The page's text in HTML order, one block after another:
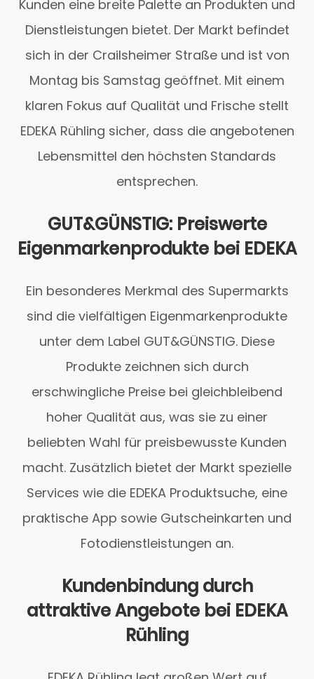
Kunden eine breite Palette an Produkten und
Dienstleistungen bietet. Der Markt befindet
sich in der Crailsheimer Straße und ist von
Montag bis Samstag geöffnet. Mit einem
klaren Fokus auf Qualität und Frische stellt
EDEKA Rühling sicher, dass die angebotenen
Lebensmittel den höchsten Standards
entsprechen.
GUT&GÜNSTIG: Preiswerte
Eigenmarkenprodukte bei EDEKA
Ein besonderes Merkmal des Supermarkts
sind die vielfältigen Eigenmarkenprodukte
unter dem Label GUT&GÜNSTIG. Diese
Produkte zeichnen sich durch
erschwingliche Preise bei gleichbleibend
hoher Qualität aus, was sie zu einer
beliebten Wahl für preisbewusste Kunden
macht. Zusätzlich bietet der Markt spezielle
Services wie die EDEKA Produktsuche, eine
praktische App sowie Gutscheinkarten und
Fotodienstleistungen an.
Kundenbindung durch
attraktive Angebote bei EDEKA
Rühling